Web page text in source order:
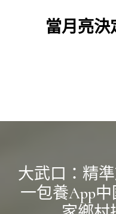
當月亮決
大武口：精
一包養app中